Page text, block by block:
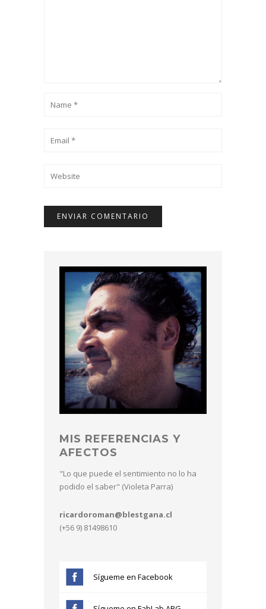
MIS REFERENCIAS Y
AFECTOS
"Lo que puede el sentimiento no lo ha
podido el saber" (Violeta Parra)
ricardoroman@blestgana.cl
(+56 9) 81498610
Sígueme en Facebook